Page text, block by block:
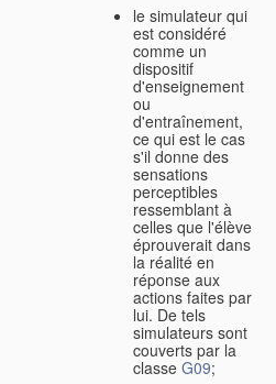
le simulateur qui
est considéré
comme un
dispositif
d'enseignement
ou
d'entraînement,
ce qui est le cas
s'il donne des
sensations
perceptibles
ressemblant à
celles que l'élève
éprouverait dans
la réalité en
réponse aux
actions faites par
lui. De tels
simulateurs sont
couverts par la
classe G09;